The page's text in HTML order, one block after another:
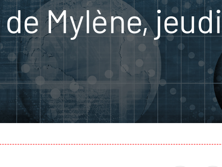
Mylène, jeudi